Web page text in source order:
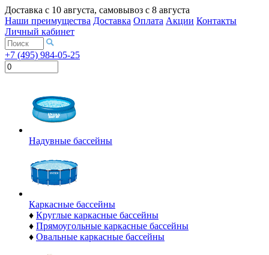
Доставка с 10 августа, самовывоз с 8 августа
Наши преимущества Доставка Оплата Акции Контакты
Личный кабинет
+7 (495) 984-05-25
Надувные бассейны
Каркасные бассейны
♦ Круглые каркасные бассейны
♦ Прямоугольные каркасные бассейны
♦ Овальные каркасные бассейны